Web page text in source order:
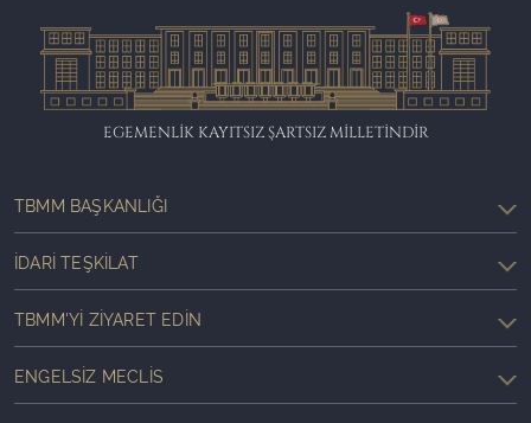
EGEMENLİK KAYITSIZ ŞARTSIZ MİLLETİNDİR
TBMM BAŞKANLIĞI
İDARI TEŞKILAT
TBMM'YI ZIYARET EDIN
ENGELSIZ MECLIS